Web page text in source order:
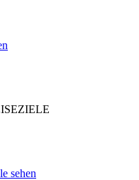
sehen